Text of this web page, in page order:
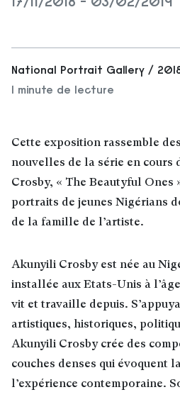
National Portrait Gallery /
1 minute de lecture
Cette exposition rassemble
nouvelles de la série en cours
Crosby, « The Beautyful Ones
portraits de jeunes Nigérians
de la famille de l’artiste.
Akunyili Crosby est née au
installée aux Etats-Unis à
vit et travaille depuis.
artistiques, historiques,
Akunyili Crosby crée des
couches denses qui évoquent
l’expérience contemporaine.